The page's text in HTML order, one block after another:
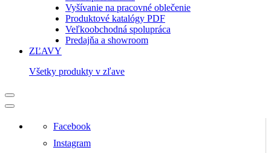
Vyšívanie na pracovné oblečenie
Produktové katalógy PDF
Veľkoobchodná spolupráca
Predajňa a showroom
ZĽAVY
Všetky produkty v zľave
Facebook
Instagram